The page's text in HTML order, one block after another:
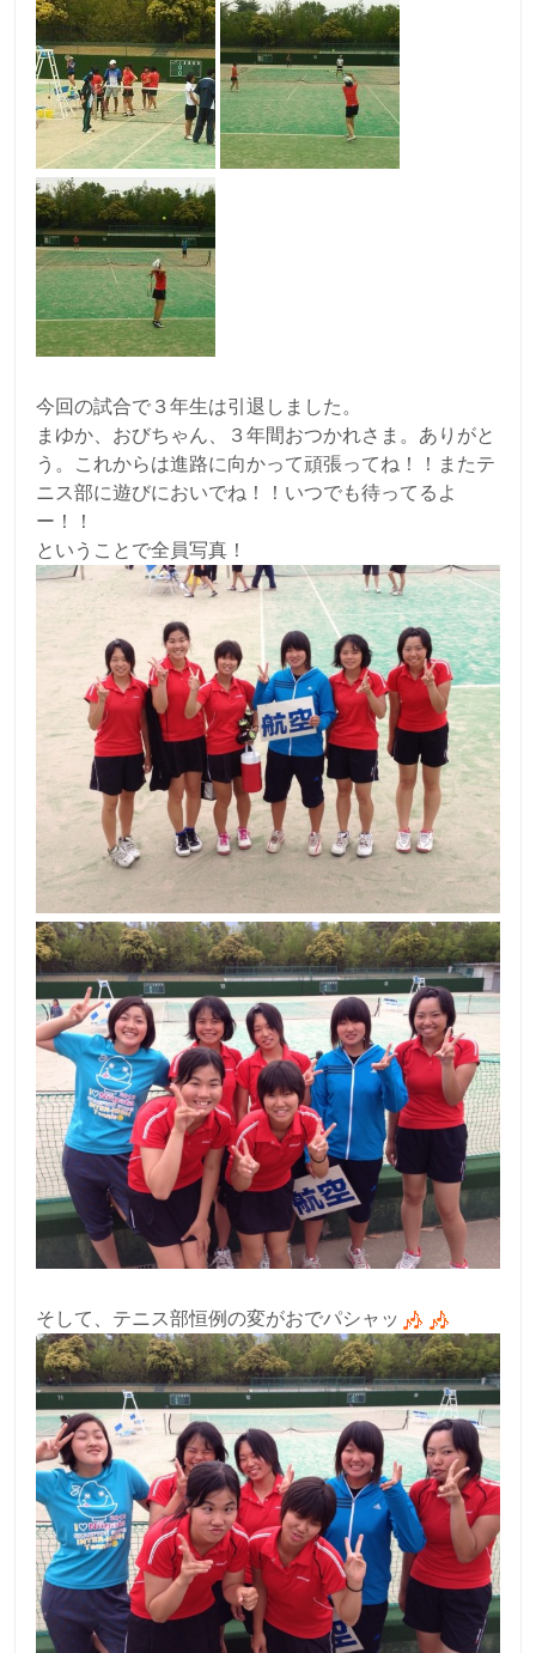
今回の試合で３年生は引退しました。
まゆか、おびちゃん、３年間おつかれさま。ありがと
う。これからは進路に向かって頑張ってね！！またテ
ニス部に遊びにおいでね！！いつでも待ってるよ
ー！！
ということで全員写真！
そして、テニス部恒例の変がおでパシャッ